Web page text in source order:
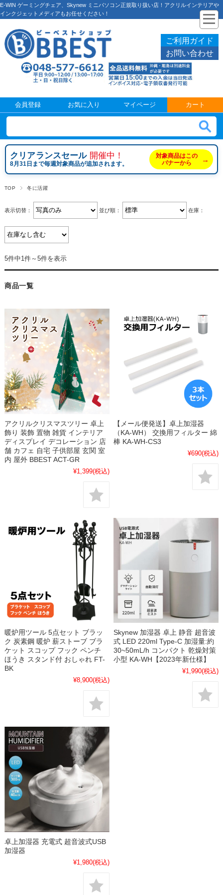
E-WIN ゲーミングチェア、Skynew ミニパソコン正規取り扱い店！アクリルインテリアや
インクジェットメディアもお任せください！
ご利用ガイド
お問い合わせ
会員登録 お気に入り マイページ カート
クリアランスセール 開催中！
8月31日まで毎週対象商品が追加されます。
対象商品はこの
バナーから
→
TOP 冬に活躍
表示切替： 並び順： 在庫：
5件中1件～5件を表示
商品一覧
アクリルクリスマスツリー 卓上
飾り 装飾 置物 雑貨 インテリア
ディスプレイ デコレーション 店
舗 カフェ 自宅 子供部屋 玄関 室
内 屋外 BBEST ACT-GR
¥1,399(税込)
【メール便発送】卓上加湿器
（KA-WH） 交換用フィルター 綿
棒 KA-WH-CS3
¥690(税込)
暖炉用ツール 5点セット ブラッ
ク 炭素鋼 暖炉 薪ストーブ ブラ
ケット スコップ フック ペンチ
ほうき スタンド付 おしゃれ FT-
BK
¥8,900(税込)
Skynew 加湿器 卓上 静音 超音波
式 LED 220ml Type-C 加湿量:約
30~50mL/h コンパクト 乾燥対策
小型 KA-WH【2023年新仕様】
¥1,990(税込)
卓上加湿器 充電式 超音波式USB
加湿器
¥1,980(税込)